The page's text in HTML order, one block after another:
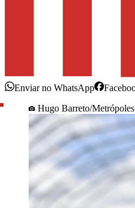
Enviar no WhatsApp
Hugo Barreto/Metrópoles